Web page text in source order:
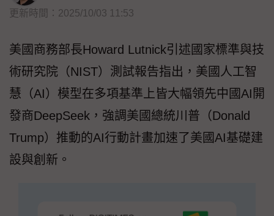
更新時間：2025/10/03 11:53
美國商務部長Howard Lutnick引述國家標準與技
術研究院（NIST）測試報告指出，美國人工智
慧（AI）模型在多項基準上皆大幅領先中國AI開
發商DeepSeek，強調美國總統川普（Donald
Trump）推動的AI行動計畫加速了美國AI基礎建
設與創新。